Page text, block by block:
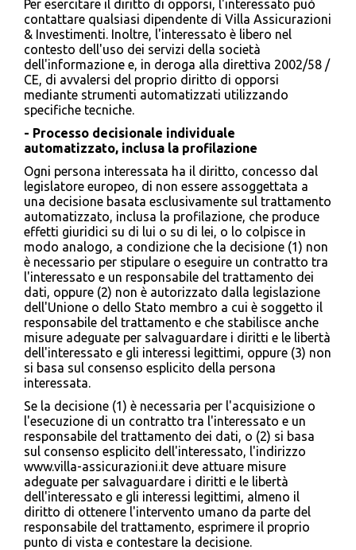
Per esercitare il diritto di opporsi, l'interessato può
contattare qualsiasi dipendente di Villa Assicurazioni
& Investimenti. Inoltre, l'interessato è libero nel
contesto dell'uso dei servizi della società
dell'informazione e, in deroga alla direttiva 2002/58 /
CE, di avvalersi del proprio diritto di opporsi
mediante strumenti automatizzati utilizzando
specifiche tecniche.
- Processo decisionale individuale
automatizzato, inclusa la profilazione
Ogni persona interessata ha il diritto, concesso dal
legislatore europeo, di non essere assoggettata a
una decisione basata esclusivamente sul trattamento
automatizzato, inclusa la profilazione, che produce
effetti giuridici su di lui o su di lei, o lo colpisce in
modo analogo, a condizione che la decisione (1) non
è necessario per stipulare o eseguire un contratto tra
l'interessato e un responsabile del trattamento dei
dati, oppure (2) non è autorizzato dalla legislazione
dell'Unione o dello Stato membro a cui è soggetto il
responsabile del trattamento e che stabilisce anche
misure adeguate per salvaguardare i diritti e le libertà
dell'interessato e gli interessi legittimi, oppure (3) non
si basa sul consenso esplicito della persona
interessata.
Se la decisione (1) è necessaria per l'acquisizione o
l'esecuzione di un contratto tra l'interessato e un
responsabile del trattamento dei dati, o (2) si basa
sul consenso esplicito dell'interessato, l'indirizzo
www.villa-assicurazioni.it deve attuare misure
adeguate per salvaguardare i diritti e le libertà
dell'interessato e gli interessi legittimi, almeno il
diritto di ottenere l'intervento umano da parte del
responsabile del trattamento, esprimere il proprio
punto di vista e contestare la decisione.